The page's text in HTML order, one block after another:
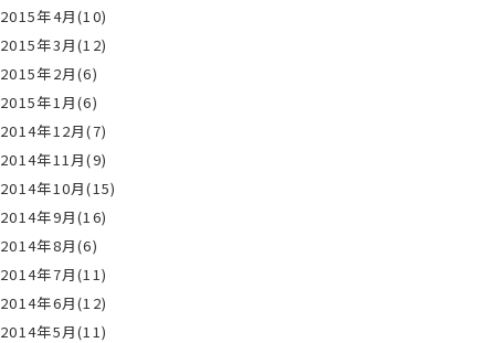
2015年4月(10)
2015年3月(12)
2015年2月(6)
2015年1月(6)
2014年12月(7)
2014年11月(9)
2014年10月(15)
2014年9月(16)
2014年8月(6)
2014年7月(11)
2014年6月(12)
2014年5月(11)